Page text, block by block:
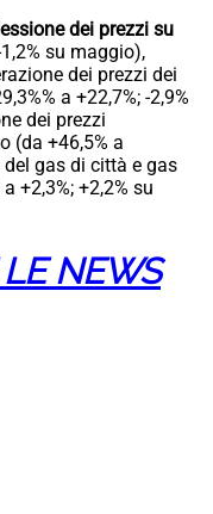
dei prezzi su
1,2% su maggio),
dei prezzi dei
a +22,7%; -2,9%
dei prezzi
(da +46,5% a
del gas di città e gas
+2,3%; +2,2% su
NEWS